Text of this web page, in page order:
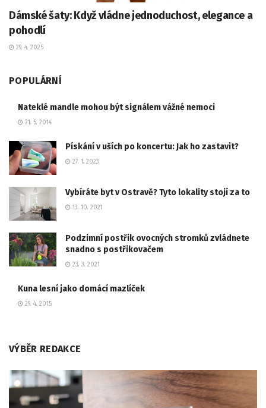
Dámské šaty: Když vládne jednoduchost, elegance a
pohodlí
29. 4. 2025
POPULÁRNÍ
Nateklé mandle mohou být signálem vážné nemoci
21. 5. 2014
Pískání v uších po koncertu: Jak ho zastavit?
27. 1. 2023
Vybíráte byt v Ostravě? Tyto lokality stojí za to
13. 10. 2021
Podzimní postřik ovocných stromků zvládnete
snadno s postřikovačem
23. 3. 2021
Kuna lesní jako domácí mazlíček
29. 4. 2015
VÝBĚR REDAKCE